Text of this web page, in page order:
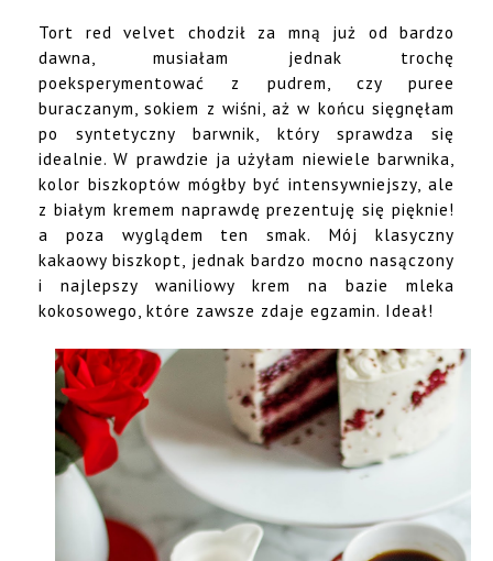
Tort red velvet chodził za mną już od bardzo
dawna, musiałam jednak trochę
poeksperymentować z pudrem, czy puree
buraczanym, sokiem z wiśni, aż w końcu sięgnęłam
po syntetyczny barwnik, który sprawdza się
idealnie. W prawdzie ja użyłam niewiele barwnika,
kolor biszkoptów mógłby być intensywniejszy, ale
z białym kremem naprawdę prezentuję się pięknie!
a poza wyglądem ten smak. Mój klasyczny
kakaowy biszkopt, jednak bardzo mocno nasączony
i najlepszy waniliowy krem na bazie mleka
kokosowego, które zawsze zdaje egzamin. Ideał!